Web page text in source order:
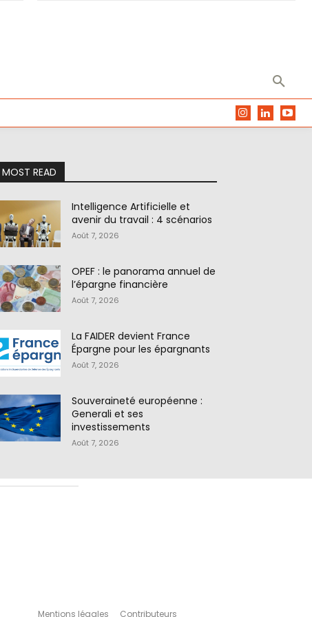
MOST READ
Intelligence Artificielle et
avenir du travail : 4 scénarios
Août 7, 2026
OPEF : le panorama annuel de
l’épargne financière
Août 7, 2026
La FAIDER devient France
Épargne pour les épargnants
Août 7, 2026
Souveraineté européenne :
Generali et ses
investissements
Août 7, 2026
Mentions légales Contributeurs